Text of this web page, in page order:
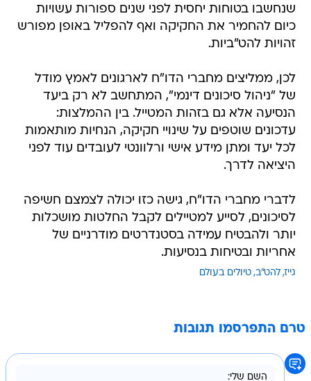
שנחשבו בטוחות יחסית לפני שנים ספורות עשויות
כיום להחמיר את החקיקה ואף להפליל באופן מפורש
זהויות להט"ביות.
לכן, ממליצים מחברי הדו"ח לארגונים לאמץ מודל
של "ניהול סיכונים דינמי", המתחשב לא רק ביעד
הנסיעה אלא גם בזהות המטייל. בין ההמלצות:
עדכונים שוטפים על שינויי חקיקה, הנחיות מותאמות
לכל יעד ומתן מידע אישי ורלוונטי לעובדים עוד לפני
היציאה לדרך.
לדברי מחברי הדו"ח, גישה כזו יכולה לצמצם חשיפה
לסיכונים, לסייע למטיילים לקבל החלטות מושכלות
יותר ולהבטיח עמידה בסטנדרטים מודרניים של
אחריות ובטיחות בנסיעות.
גייז להט"ב טיולים בעולם
טרם התפרסמו תגובות